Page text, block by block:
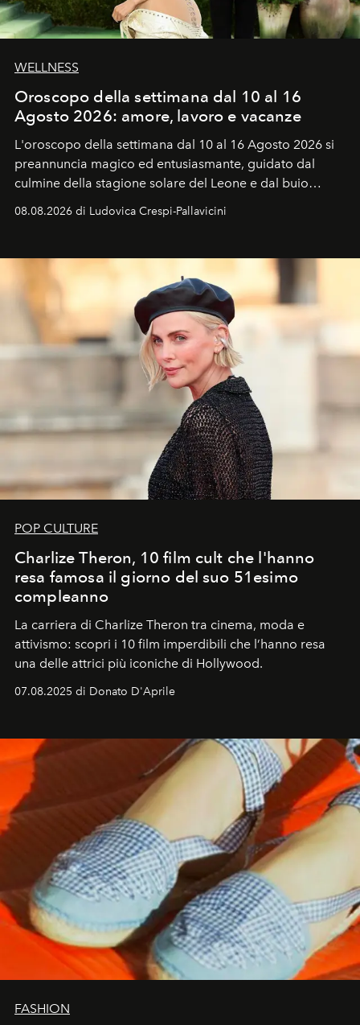
WELLNESS
Oroscopo della settimana dal 10 al 16
Agosto 2026: amore, lavoro e vacanze
L'oroscopo della settimana dal 10 al 16 Agosto 2026 si
preannuncia magico ed entusiasmante, guidato dal
culmine della stagione solare del Leone e dal buio
ideale per la notte delle Perseidi.
08.08.2026 di Ludovica Crespi-Pallavicini
POP CULTURE
Charlize Theron, 10 film cult che l'hanno
resa famosa il giorno del suo 51esimo
compleanno
La carriera di Charlize Theron tra cinema, moda e
attivismo: scopri i 10 film imperdibili che l’hanno resa
una delle attrici più iconiche di Hollywood.
07.08.2025 di Donato D'Aprile
FASHION